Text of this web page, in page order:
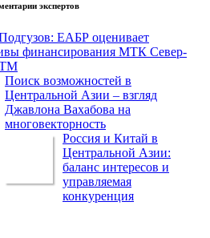
экспертов
ЕАБР оценивает
финансирования МТК Север-
Поиск возможностей в
Центральной Азии – взгляд
Джавлона Вахабова на
многовекторность
Россия и Китай в
Центральной Азии:
баланс интересов и
управляемая
конкуренция